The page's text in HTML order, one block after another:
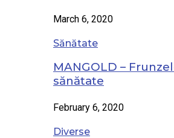
March 6, 2020
Sănătate
MANGOLD –
sănătate
February 6, 2020
Diverse